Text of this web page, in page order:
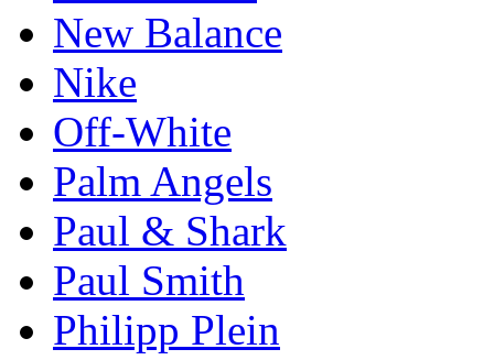
New Balance
Nike
Off-White
Palm Angels
Paul & Shark
Paul Smith
Philipp Plein